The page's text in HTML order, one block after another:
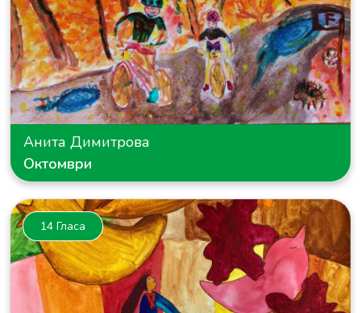
Анита Димитрова
Октомври
14 Гласа